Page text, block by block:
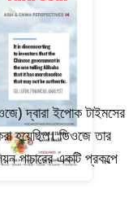
দ্বারা ইপোক টাইমসের
হয়েছিল। ডিওজে তার
পাচারের একটি প্রকল্পে